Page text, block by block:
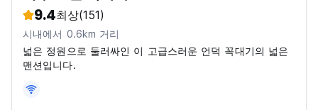
9.4최상(151)
시내에서 0.6km 거리
넓은 정원으로 둘러싸인 이 고급스러운 언덕 꼭대기의 넓은
맨션입니다.